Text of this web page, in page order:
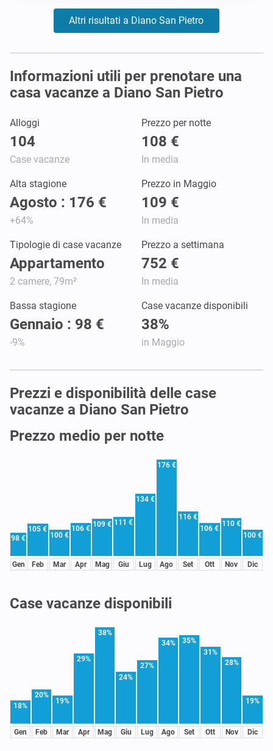
Altri risultati a Diano San Pietro
Informazioni utili per prenotare una
casa vacanze a Diano San Pietro
Alloggi
104
Case vacanze
Prezzo per notte
108 €
In media
Alta stagione
Agosto : 176 €
+64%
Prezzo in Maggio
109 €
In media
Tipologie di case vacanze
Appartamento
2 camere, 79m²
Prezzo a settimana
752 €
In media
Bassa stagione
Gennaio : 98 €
-9%
Case vacanze disponibili
38%
in Maggio
Prezzi e disponibilità delle case
vacanze a Diano San Pietro
Prezzo medio per notte
98 €
Gen
105 €
Feb
100 €
Mar
106 €
Apr
109 €
Mag
111 €
Giu
134 €
Lug
176 €
Ago
116 €
Set
106 €
Ott
110 €
Nov
100 €
Dic
Case vacanze disponibili
18%
Gen
20%
Feb
19%
Mar
29%
Apr
38%
Mag
24%
Giu
27%
Lug
34%
Ago
35%
Set
31%
Ott
28%
Nov
19%
Dic